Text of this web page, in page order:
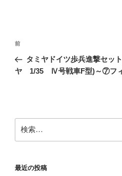
投
ナ
シ
ョ
前
の
投
前
タミヤドイツ歩兵進撃セッ
ヤ 1/35 Ⅳ号戦車F型)～⑦フィ
索:
最近の投稿